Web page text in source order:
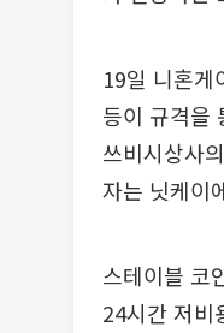
19일 니혼게
등이 규격을
쓰비시상사
자는 닛케이
스테이블 코
24시간 저비